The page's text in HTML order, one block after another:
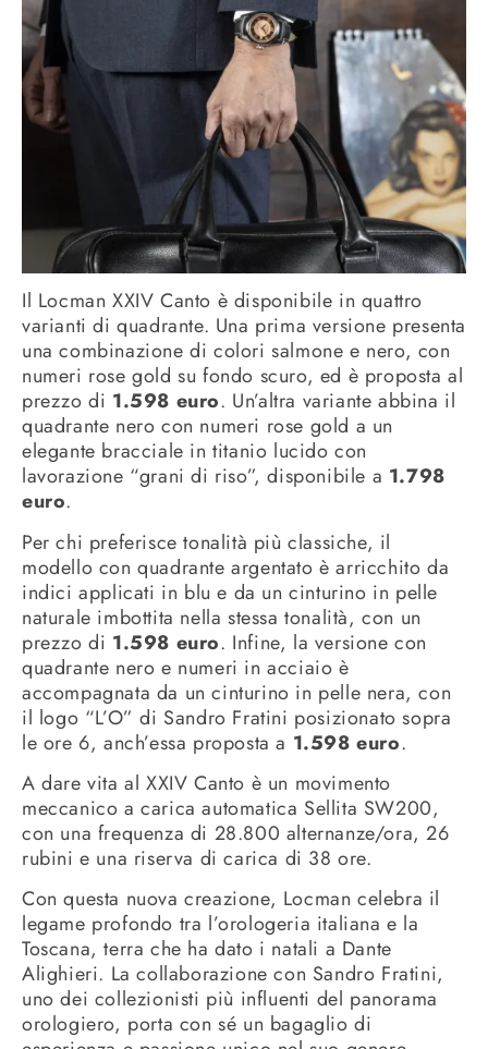
Il Locman XXIV Canto è disponibile in quattro
varianti di quadrante. Una prima versione presenta
una combinazione di colori salmone e nero, con
numeri rose gold su fondo scuro, ed è proposta al
prezzo di 1.598 euro. Un’altra variante abbina il
quadrante nero con numeri rose gold a un
elegante bracciale in titanio lucido con
lavorazione “grani di riso”, disponibile a 1.798
euro.
Per chi preferisce tonalità più classiche, il
modello con quadrante argentato è arricchito da
indici applicati in blu e da un cinturino in pelle
naturale imbottita nella stessa tonalità, con un
prezzo di 1.598 euro. Infine, la versione con
quadrante nero e numeri in acciaio è
accompagnata da un cinturino in pelle nera, con
il logo “L’O” di Sandro Fratini posizionato sopra
le ore 6, anch’essa proposta a 1.598 euro.
A dare vita al XXIV Canto è un movimento
meccanico a carica automatica Sellita SW200,
con una frequenza di 28.800 alternanze/ora, 26
rubini e una riserva di carica di 38 ore.
Con questa nuova creazione, Locman celebra il
legame profondo tra l’orologeria italiana e la
Toscana, terra che ha dato i natali a Dante
Alighieri. La collaborazione con Sandro Fratini,
uno dei collezionisti più influenti del panorama
orologiero, porta con sé un bagaglio di